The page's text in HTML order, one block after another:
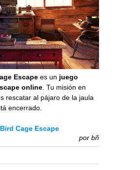
Escape es un juego
online . Tu misión en
rescatar al pájaro de la jaula
encerrado.
Cage Escape
por bñ